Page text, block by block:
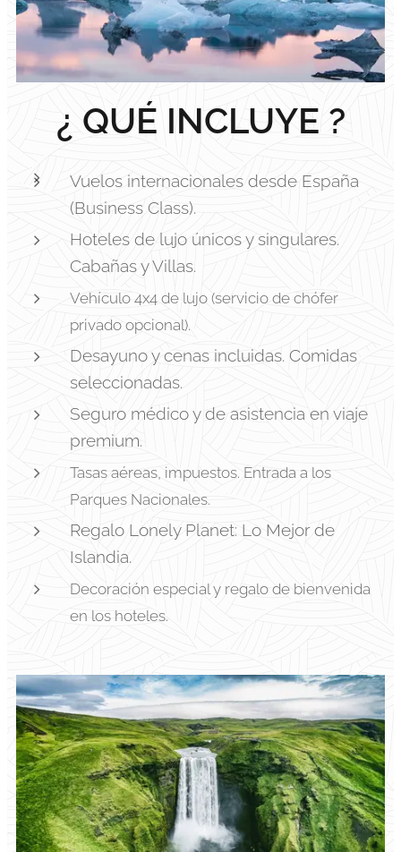
¿ QUÉ INCLUYE ?
Vuelos internacionales desde España
(Business Class).
Hoteles de lujo únicos y singulares.
Cabañas y Villas.
Vehículo 4x4 de lujo (servicio de chófer
privado opcional).
Desayuno y cenas incluidas. Comidas
seleccionadas.
Seguro médico y de asistencia en viaje
premium.
Tasas aéreas, impuestos. Entrada a los
Parques Nacionales.
Regalo Lonely Planet: Lo Mejor de
Islandia.
Decoración especial y regalo de bienvenida
en los hoteles.